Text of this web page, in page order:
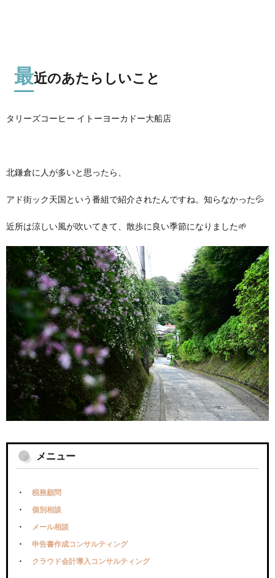
最近のあたらしいこと
タリーズコーヒー イトーヨーカドー大船店
北鎌倉に人が多いと思ったら、
アド街ック天国という番組で紹介されたんですね。知らなかった💦
近所は涼しい風が吹いてきて、散歩に良い季節になりました🌱
メニュー
税務顧問
個別相談
メール相談
申告書作成コンサルティング
クラウド会計導入コンサルティング